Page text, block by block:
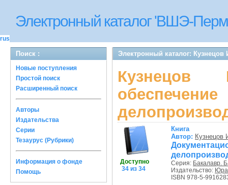
Электронный каталог 'ВШЭ-
rus
Поиск :
Новые поступления
Простой поиск
Расширенный поиск
Авторы
Издательства
Серии
Тезаурус (Рубрики)
Информация о фонде
Помощь
Электронный каталог:
Кузнецов
Доступно
34 из 34
Книга
Автор: Кузнецов
Серия: Бакалавр.
Издательство:
ISBN 978-5-